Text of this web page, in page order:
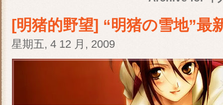
[明猪的野望] “明猪の雪地”最
星期五, 4 12 月, 2009